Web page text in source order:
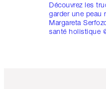
Découvrez les
garder une peau
Margareta
santé holistique